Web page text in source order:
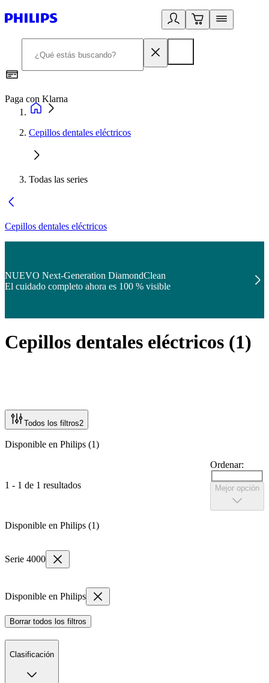
Paga con Klarna
Cepillos dentales eléctricos
Todas las series
Cepillos dentales eléctricos
NUEVO Next-Generation DiamondClean
El cuidado completo ahora es 100 % visible
Cepillos dentales eléctricos (1)
Todos los filtros2
Disponible en Philips (1)
1 - 1 de 1 resultados
Ordenar:
Mejor opción
Disponible en Philips (1)
Serie 4000
Disponible en Philips
Borrar todos los filtros
Clasificación